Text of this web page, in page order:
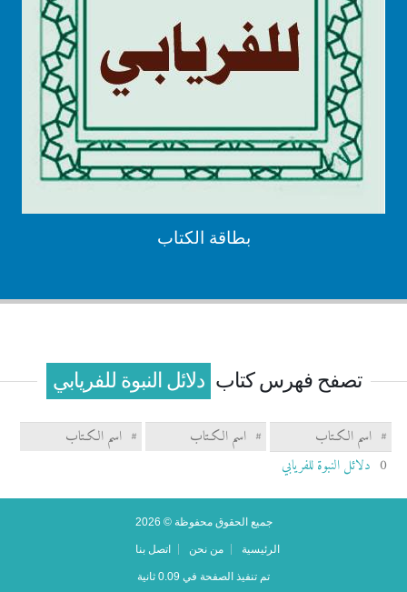
بطاقة الكتاب
تصفح فهرس كتاب دلائل النبوة للفريابي
# اسم الكـتاب # اسم الكـتاب # اسم الكـتاب
0 دلائل النبوة للفريابي
جميع الحقوق محفوظة © 2026
الرئيسية من نحن اتصل بنا
تم تنفيذ الصفحة في 0.09 ثانية